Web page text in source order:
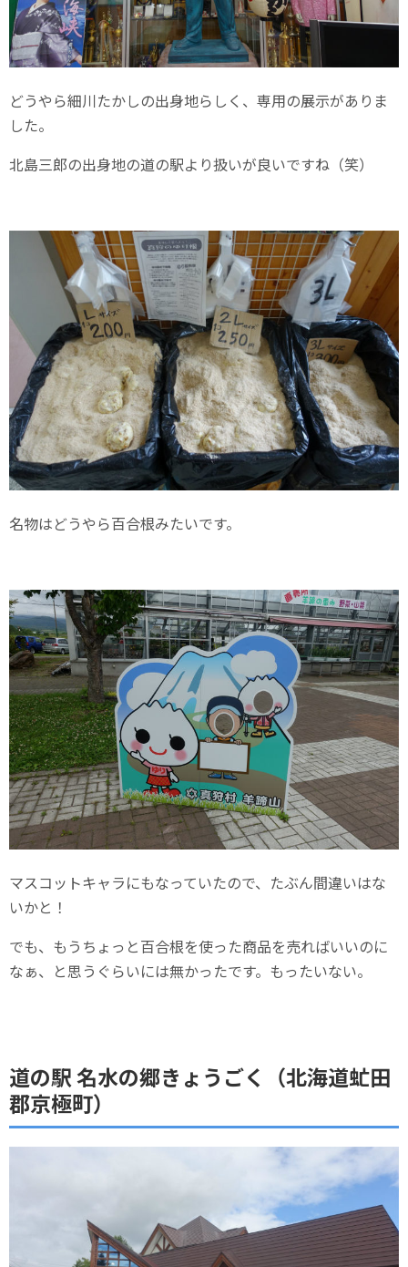
どうやら細川たかしの出身地らしく、専用の展示がありま
した。
北島三郎の出身地の道の駅より扱いが良いですね（笑）
名物はどうやら百合根みたいです。
マスコットキャラにもなっていたので、たぶん間違いはな
いかと！
でも、もうちょっと百合根を使った商品を売ればいいのに
なぁ、と思うぐらいには無かったです。もったいない。
道の駅 名水の郷きょうごく（北海道虻田
郡京極町）